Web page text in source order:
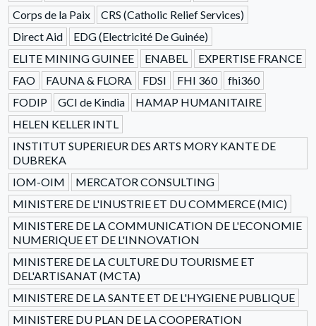
Corps de la Paix
CRS (Catholic Relief Services)
Direct Aid
EDG (Electricité De Guinée)
ELITE MINING GUINEE
ENABEL
EXPERTISE FRANCE
FAO
FAUNA & FLORA FDSI FHI 360
fhi360
FODIP
GCI de Kindia
HAMAP HUMANITAIRE
HELEN KELLER INTL
INSTITUT SUPERIEUR DES ARTS MORY KANTE DE
DUBREKA
IOM-OIM
MERCATOR CONSULTING
MINISTERE DE L'INUSTRIE ET DU COMMERCE (MIC)
MINISTERE DE LA COMMUNICATION DE L'ECONOMIE
NUMERIQUE ET DE L'INNOVATION
MINISTERE DE LA CULTURE DU TOURISME ET
DEL'ARTISANAT (MCTA)
MINISTERE DE LA SANTE ET DE L'HYGIENE PUBLIQUE
MINISTERE DU PLAN DE LA COOPERATION